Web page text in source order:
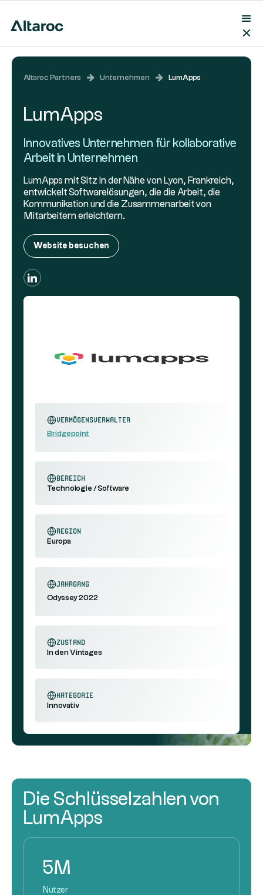
Altaroc Partners Unternehmen LumApps
Vermögensverwalter
Bridgepoint
Bereich
Technologie / Software
Region
Europa
Jahrgang
Odyssey 2022
Zustand
In den Vintages
Kategorie
Innovativ
LumApps
Innovatives Unternehmen für kollaborative
Arbeit in Unternehmen
LumApps mit Sitz in der Nähe von Lyon, Frankreich,
entwickelt Softwarelösungen, die die Arbeit, die
Kommunikation und die Zusammenarbeit von
Mitarbeitern erleichtern.
Website besuchen
Die Schlüsselzahlen von
LumApps
5M
Nutzer